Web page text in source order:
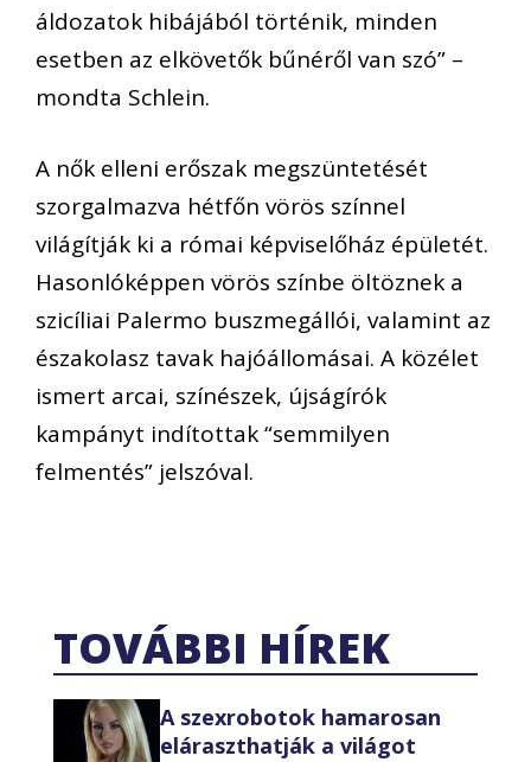
áldozatok hibájából történik, minden
esetben az elkövetők bűnéről van szó” –
mondta Schlein.
A nők elleni erőszak megszüntetését
szorgalmazva hétfőn vörös színnel
világítják ki a római képviselőház épületét.
Hasonlóképpen vörös színbe öltöznek a
szicíliai Palermo buszmegállói, valamint az
északolasz tavak hajóállomásai. A közélet
ismert arcai, színészek, újságírók
kampányt indítottak “semmilyen
felmentés” jelszóval.
TOVÁBBI HÍREK
A szexrobotok hamarosan
eláraszthatják a világot